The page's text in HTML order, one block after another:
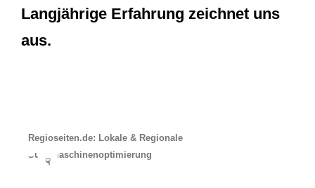
Langjährige Erfahrung zeichnet uns
aus.
Regioseiten.de: Lokale & Regionale
Suchmaschinenoptimierung
☟